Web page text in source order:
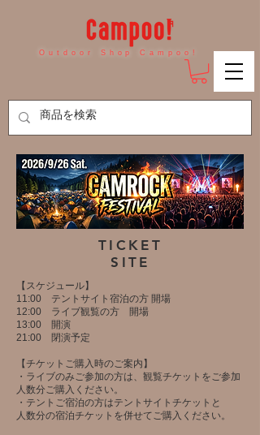
Outdoor Shop Campoo!
​TICKET
SITE
​【スケジュール】
11:00 テントサイト宿泊の方 開場
12:00 ライブ観覧の方 開場
13:00 開演
21:00 閉演予定
【チケットご購入時のご案内】
・ライブのみご参加の方は、観覧チケットをご参加
人数分ご購入ください。
・テントご宿泊の方はテントサイトチケットと
人数分の宿泊チケットを併せてご購入ください。